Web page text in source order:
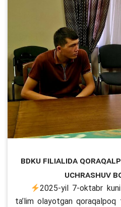
BDKU filialida
uchrashuv
2025-yil 7-oktabr
ta’lim olayotgan qoraqalpoq